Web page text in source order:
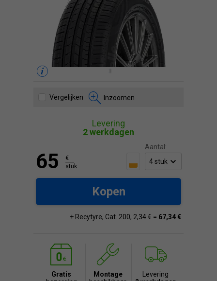
Vergelijken Inzoomen
Levering
2 werkdagen
Aantal:
65
€
stuk
Kopen
+ Recytyre, Cat. 200, 2,34 € = 67,34 €
Gratis
Montage
Levering